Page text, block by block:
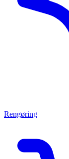
Rengøring